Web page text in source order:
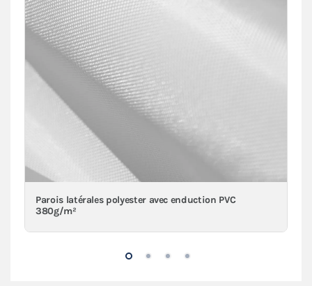
Parois latérales polyester avec enduction PVC
380g/m²